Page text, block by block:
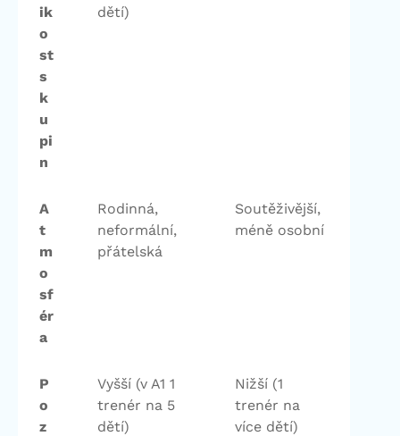
ik
o
st
s
k
u
pi
n
dětí)
A
t
m
o
sf
ér
a
Rodinná,
neformální,
přátelská
Soutěživější,
méně osobní
P
o
z
Vyšší (v A1 1
trenér na 5
dětí)
Nižší (1
trenér na
více dětí)